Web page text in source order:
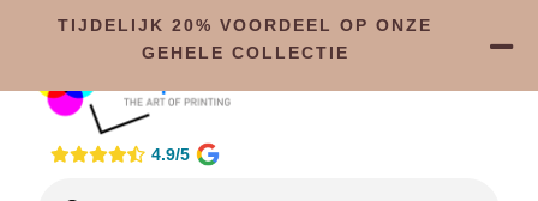
4.9/5
TIJDELIJK 20% VOORDEEL OP ONZE
GEHELE COLLECTIE